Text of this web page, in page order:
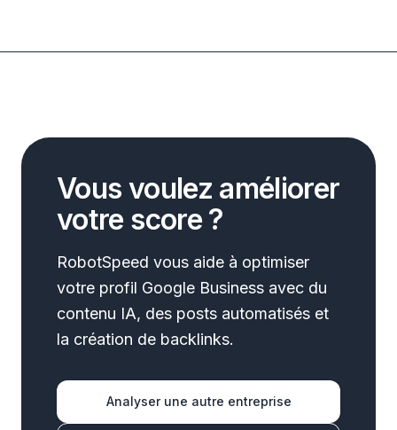
Vous voulez améliorer
votre score ?
RobotSpeed vous aide à optimiser
votre profil Google Business avec du
contenu IA, des posts automatisés et
la création de backlinks.
Analyser une autre entreprise